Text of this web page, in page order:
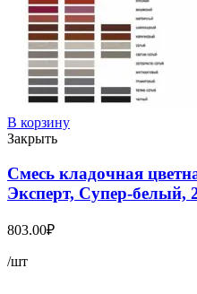
В корзину
Закрыть
Смесь кладочная
Эксперт, Супер-белый,
803.00₽
/шт